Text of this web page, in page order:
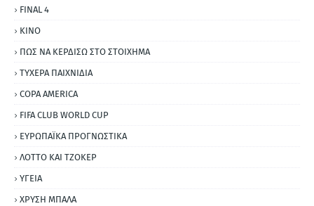
FINAL 4
ΚΙΝΟ
ΠΩΣ ΝΑ ΚΕΡΔΙΣΩ ΣΤΟ ΣΤΟΙΧΗΜΑ
ΤΥΧΕΡΑ ΠΑΙΧΝΙΔΙΑ
COPA AMERICA
FIFA CLUB WORLD CUP
ΕΥΡΩΠΑΪΚΑ ΠΡΟΓΝΩΣΤΙΚΑ
ΛΟΤΤΟ ΚΑΙ ΤΖΟΚΕΡ
ΥΓΕΙΑ
ΧΡΥΣΗ ΜΠΑΛΑ